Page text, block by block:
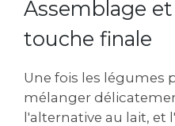
Assemblage
touche finale
Une fois les légumes
mélanger
l'alternative au lait‚ et